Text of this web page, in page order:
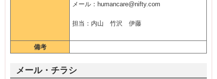
メール：humancare@nifty.com
担当：内山 竹沢 伊藤
備考
メール・チラシ